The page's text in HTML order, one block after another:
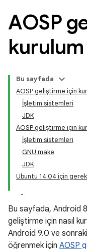
AOSP
kurulum
Bu sayfada
AOSP geliştirme için
İşletim sistemleri
JDK
AOSP geliştirme için
İşletim sistemleri
GNU make
JDK
Ubuntu 14.04 için
Bu sayfada, Android
geliştirme için nasıl
Android 9.0 ve sonraki
öğrenmek için AOSP